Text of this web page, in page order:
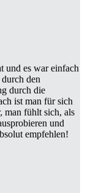
und es war einfach
den
durch die
ist man für sich
man fühlt sich, als
und
empfehlen!